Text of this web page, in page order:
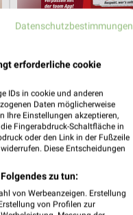
Datenschutzbestimmungen
erforderliche cookie
IDs in cookie und anderen
Daten möglicherweise
Ihre Einstellungen akzeptieren,
Fingerabdruck-Schaltfläche in
oder den Link in der Fußzeile
Diese Entscheidungen
zu tun:
von Werbeanzeigen. Erstellung
von Profilen zur